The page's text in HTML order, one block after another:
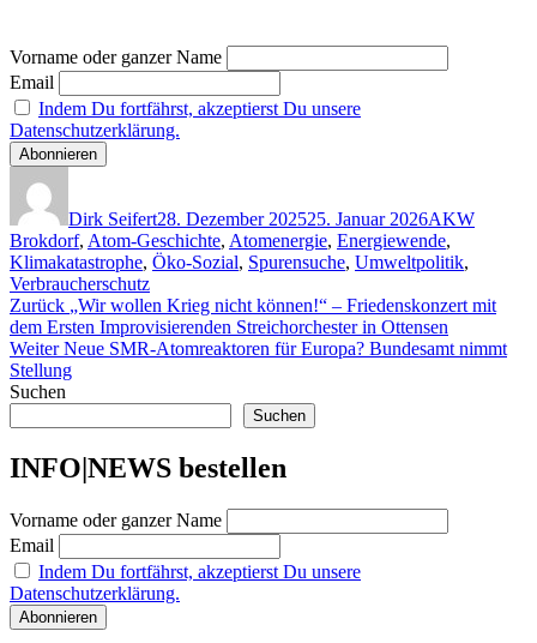
Vorname oder ganzer Name
Email
Indem Du fortfährst, akzeptierst Du unsere
Datenschutzerklärung.
Dirk Seifert28. Dezember 202525. Januar 2026AKW
Brokdorf, Atom-Geschichte, Atomenergie, Energiewende,
Klimakatastrophe, Öko-Sozial, Spurensuche, Umweltpolitik,
Verbraucherschutz
Beitragsnavigation
Zurück
Vorheriger
Beitrag:
„Wir wollen Krieg nicht können!“ – Friedenskonzert mit
dem Ersten Improvisierenden Streichorchester in Ottensen
Weiter Nächster
Beitrag:
Neue SMR-Atomreaktoren für Europa? Bundesamt nimmt
Stellung
Suchen
Suchen
INFO|NEWS bestellen
Vorname oder ganzer Name
Email
Indem Du fortfährst, akzeptierst Du unsere
Datenschutzerklärung.